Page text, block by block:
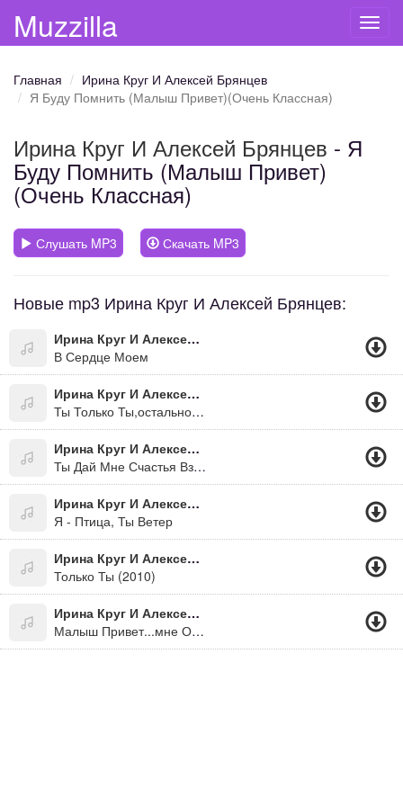
Muzzilla
Главная
Ирина Круг И Алексей Брянцев
Я Буду Помнить (Малыш Привет)(Очень Классная)
Ирина Круг И Алексей Брянцев - Я
Буду Помнить (Малыш Привет)
(Очень Классная)
Слушать MP3 Скачать MP3
Новые mp3 Ирина Круг И Алексей Брянцев:
Ирина Круг И Алексей Брянцев
В Сердце Моем
Ирина Круг И Алексей Брянцев
Ты Только Ты,остальное Не Важно.
Ирина Круг И Алексей Брянцев
Ты Дай Мне Счастья Взаймы, Чуть Чуть Много Не Надо
Ирина Круг И Алексей Брянцев
Я - Птица, Ты Ветер
Ирина Круг И Алексей Брянцев
Только Ты (2010)
Ирина Круг И Алексей Брянцев
Малыш Привет...мне Очень Плохо Без Тебя... Прости... Я Был Не Прав... Зачем Меня Ты Отпустил? Я Думал Ты Уже Давно Забыла.. Конечно Нет,ты Просто Помни Все Что Было..